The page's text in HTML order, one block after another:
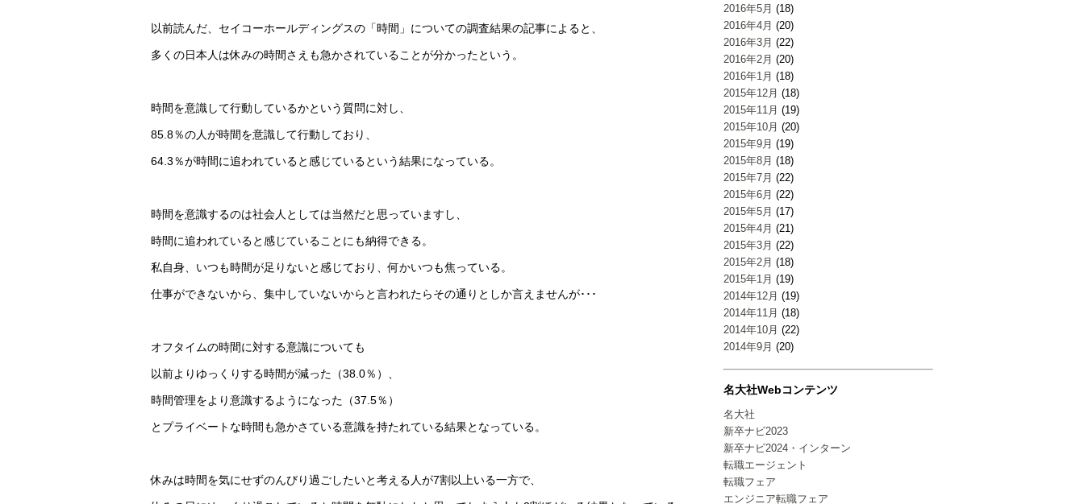
2016年5月 (18)
2016年4月 (20)
2016年3月 (22)
2016年2月 (20)
2016年1月 (18)
2015年12月 (18)
2015年11月 (19)
2015年10月 (20)
2015年9月 (19)
2015年8月 (18)
2015年7月 (22)
2015年6月 (22)
2015年5月 (17)
2015年4月 (21)
2015年3月 (22)
2015年2月 (18)
2015年1月 (19)
2014年12月 (19)
2014年11月 (18)
2014年10月 (22)
2014年9月 (20)
名大社Webコンテンツ
名大社
新卒ナビ2023
新卒ナビ2024・インターン
転職エージェント
転職フェア
エンジニア転職フェア
以前読んだ、セイコーホールディングスの「時間」についての調査結果の記事によると、
多くの日本人は休みの時間さえも急かされていることが分かったという。
時間を意識して行動しているかという質問に対し、
85.8％の人が時間を意識して行動しており、
64.3％が時間に追われていると感じているという結果になっている。
時間を意識するのは社会人としては当然だと思っていますし、
時間に追われていると感じていることにも納得できる。
私自身、いつも時間が足りないと感じており、何かいつも焦っている。
仕事ができないから、集中していないからと言われたらその通りとしか言えませんが･･･
オフタイムの時間に対する意識についても
以前よりゆっくりする時間が減った（38.0％）、
時間管理をより意識するようになった（37.5％）
とプライベートな時間も急かさている意識を持たれている結果となっている。
休みは時間を気にせずのんびり過ごしたいと考える人が7割以上いる一方で、